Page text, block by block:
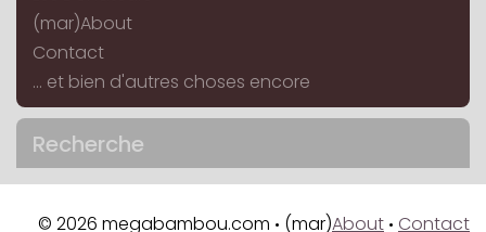
(mar)About
Contact
... et bien d'autres choses encore
Recherche
© 2026 megabambou.com • (mar)About • Contact